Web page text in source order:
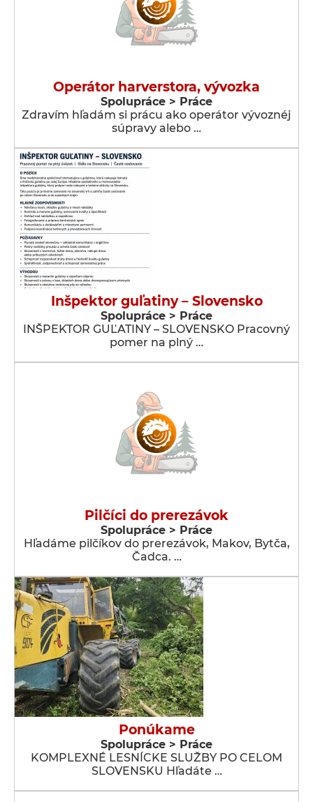
Operátor harverstora, vývozka
Spolupráce > Práce
Zdravím hľadám si prácu ako operátor vývoznéj
súpravy alebo …
Inšpektor guľatiny – Slovensko
Spolupráce > Práce
INŠPEKTOR GUĽATINY – SLOVENSKO Pracovný
pomer na plný …
Pilčíci do prerezávok
Spolupráce > Práce
Hľadáme pilčíkov do prerezávok, Makov, Bytča,
Čadca. …
Ponúkame
Spolupráce > Práce
KOMPLEXNÉ LESNÍCKE SLUŽBY PO CELOM
SLOVENSKU Hľadáte …